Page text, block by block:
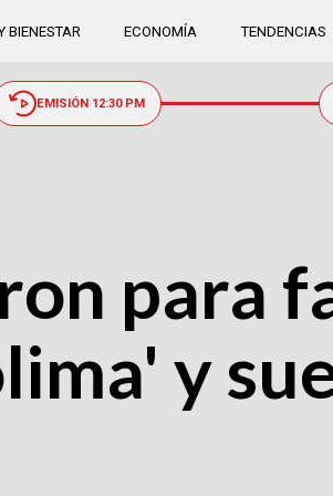
BIENESTAR ECONOMÍA TENDENCIAS
EMISIÓN 12:30 PM
para
y